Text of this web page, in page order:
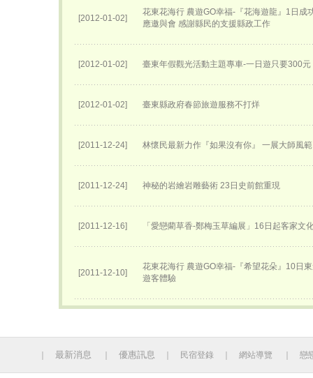
[2012-01-02]
花東花海行 農遊GO幸福-『花海遊龍』1日成
應邀與會 感謝縣民的支援縣政工作
[2012-01-02] 臺東年假觀光活動主題專車-一日遊只要300元
[2012-01-02] 臺東縣政府春節旅遊服務不打烊
[2011-12-24] 林懷民最新力作『如果沒有你』 一展大師風
[2011-12-24] 神秘的岩繪岩雕藝術 23日史前館重現
[2011-12-16] 「愛戀藺草香-鄭梅玉草編展」16日起客家文
[2011-12-10]
花東花海行 農遊GO幸福-『希望花朵』10日
遊客體驗
最新消息 優惠訊息 民宿登錄 網站導覽 戀